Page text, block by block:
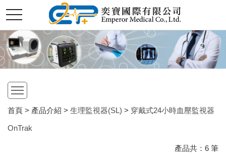
寶
際
切
選
單
open
首頁 > 產品介紹 > 生理監視器(SL) > 穿戴式24小時血壓監視器
OnTrak
產品共： 6 筆